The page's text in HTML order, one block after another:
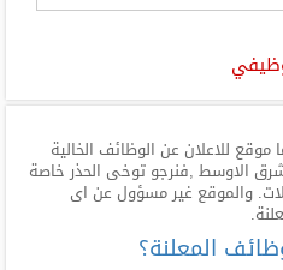
للاعلان عن الوظائف الخالية
الاوسط ,فنرجو توخى الحذر خاصة
والموقع غير مسؤول عن اى
المعلنة؟